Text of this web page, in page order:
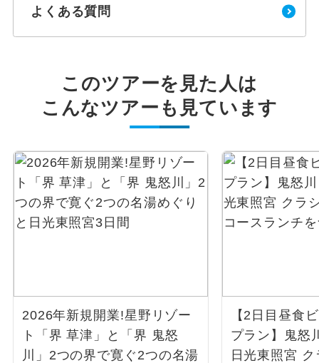
よくある質問
このツアーを見た人は
こんなツアーも見ています
2026年新規開業!星野リゾー
ト「界 草津」と「界 鬼怒
川」2つの界で寛ぐ2つの名湯
【2日目昼食
プラン】鬼怒
日光東照宮